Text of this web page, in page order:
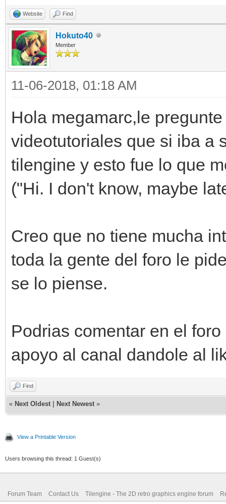
Website Find
Hokuto40
Member
11-06-2018, 01:18 AM
Hola megamarc,le
videotutoriales que si iba a
tilengine y esto fue lo que
("Hi. I don't know, maybe
Creo que no tiene mucha
toda la gente del foro le
se lo piense.
Podrias comentar en el
apoyo al canal dandole al
Find
« Next Oldest Next Newest »
View a Printable Version
Users browsing this thread: 1 Guest(s)
Forum Team Contact Us Tilengine - The 2D retro graphics engine forum